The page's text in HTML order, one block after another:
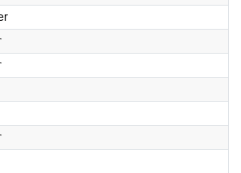
2023
2023
2023
2023